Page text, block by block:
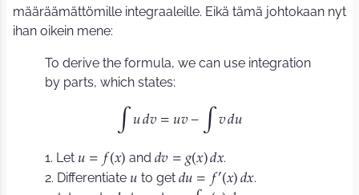
määräämättömille integraaleille. Eikä tämä johtokaan nyt
ihan oikein mene:
To derive the formula, we can use integration
by parts, which states:
∫ 𝑢𝑑𝑣= 𝑢𝑣− ∫ 𝑣𝑑𝑢
1. Let 𝑢 = 𝑓(𝑥) and 𝑑𝑣 = 𝑔(𝑥)𝑑𝑥.
2. Differentiate 𝑢 to get 𝑑𝑢 = 𝑓′(𝑥)𝑑𝑥.